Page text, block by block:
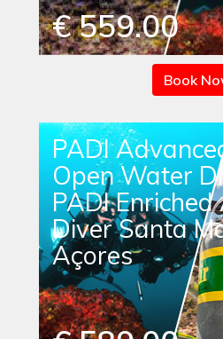
€ 559.00
Book
PADI
Open Water
PADI Enriched
Diver Santa
Açores